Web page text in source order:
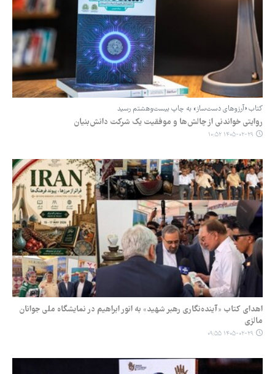
کتاب «آرزوهای دست‌ساز» به چاپ بیست‌وهشتم رسید
روایتی خواندنی از چالش‌ها و موفقیت یک شرکت دانش‌بنیان
۱۴۰۵-۰۲-۲۹ ۱۰:۵۲
اهدای کتاب «آینده‌نگاری رهبر شهید» به انور ابراهیم در نمایشگاه ملی جوانان
مالزی
۱۴۰۵-۰۲-۲۹ ۰۹:۵۵